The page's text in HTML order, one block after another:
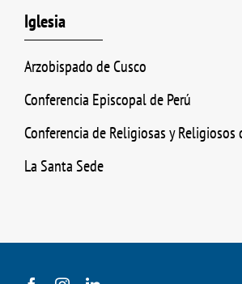
Iglesia
Arzobispado de Cusco
Conferencia Episcopal de Perú
Conferencia de Religiosas y Religiosos
La Santa Sede